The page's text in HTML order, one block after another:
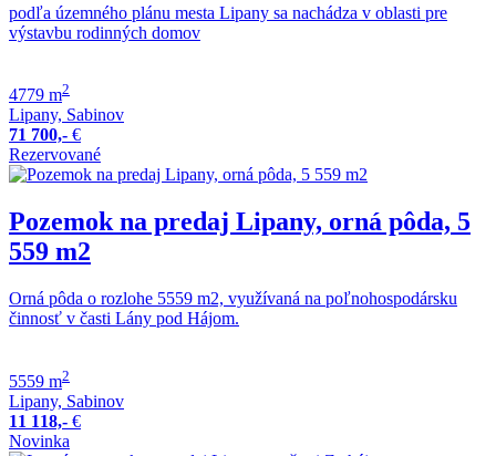
podľa územného plánu mesta Lipany sa nachádza v oblasti pre
výstavbu rodinných domov
4779 m2
Lipany, Sabinov
71 700,- €
Rezervované
Pozemok na predaj Lipany, orná pôda, 5
559 m2
Orná pôda o rozlohe 5559 m2, využívaná na poľnohospodársku
činnosť v časti Lány pod Hájom.
5559 m2
Lipany, Sabinov
11 118,- €
Novinka